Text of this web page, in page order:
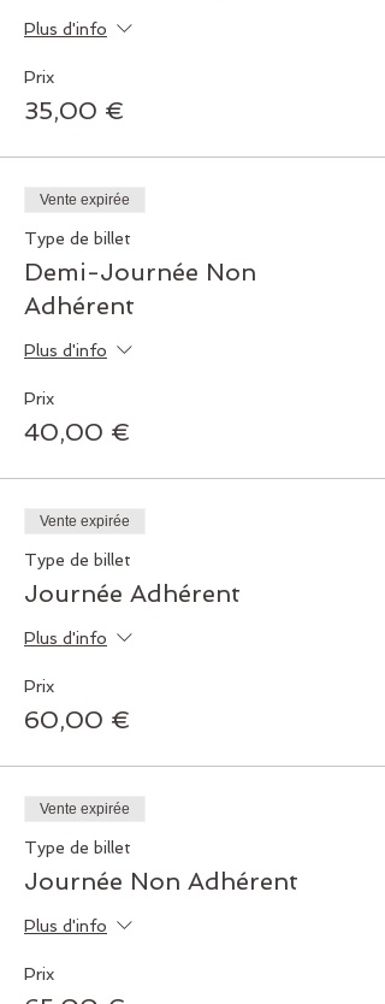
Plus d'info
Prix
35,00 €
Vente expirée
Type de billet
Demi-Journée Non
Adhérent
Plus d'info
Prix
40,00 €
Vente expirée
Type de billet
Journée Adhérent
Plus d'info
Prix
60,00 €
Vente expirée
Type de billet
Journée Non Adhérent
Plus d'info
Prix